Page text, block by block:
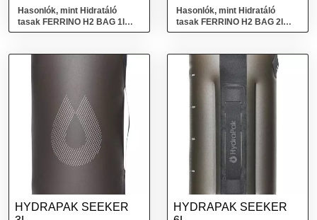
Hasonlók, mint Hidratáló
tasak FERRINO H2 BAG 1l
2020
Hasonlók, mint Hidratáló
tasak FERRINO H2 BAG 2l
2021
HYDRAPAK SEEKER
HYDRAPAK SEEKER